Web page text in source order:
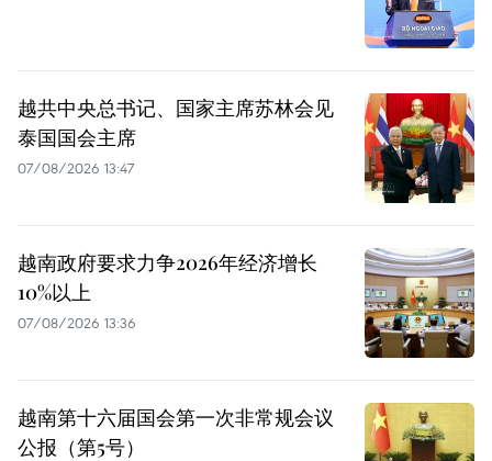
越共中央总书记、国家主席苏林会见
泰国国会主席
07/08/2026 13:47
越南政府要求力争2026年经济增长
10%以上
07/08/2026 13:36
越南第十六届国会第一次非常规会议
公报（第5号）